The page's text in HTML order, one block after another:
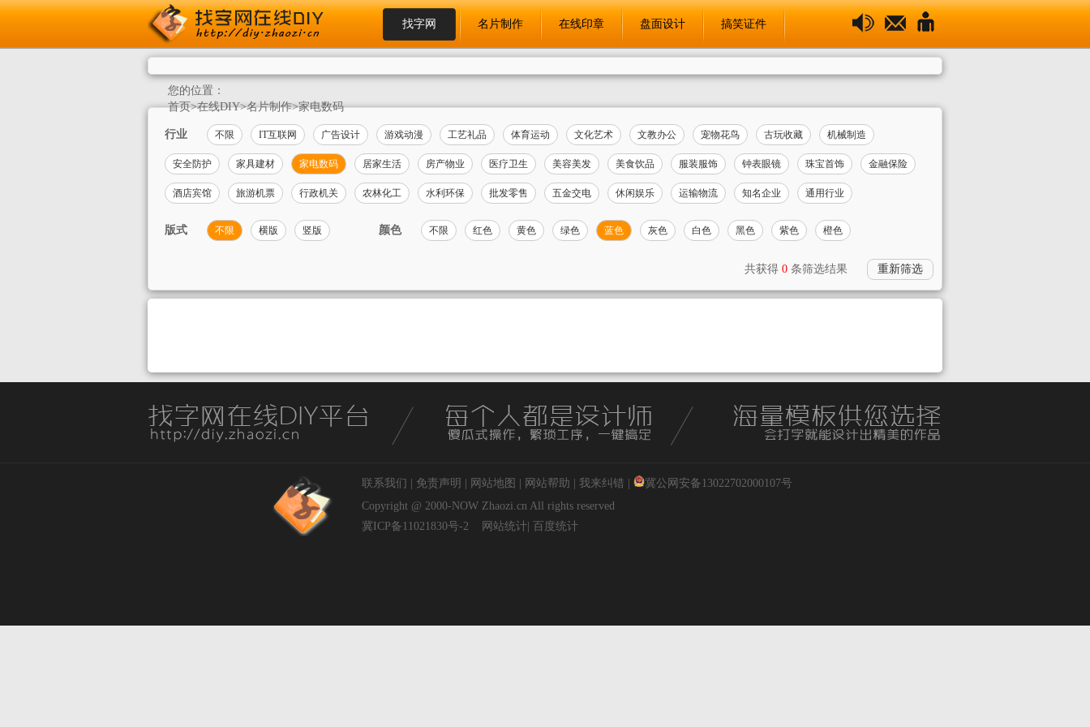
找字网 名片制作 在线印章 盘面设计 搞笑证件
您的位置：
首页>在线DIY>名片制作>家电数码
行业 不限 IT互联网 广告设计 游戏动漫 工艺礼品 体育运动 文化艺术 文教办公 宠物花鸟 古玩收藏 机械制造
安全防护 家具建材 家电数码 居家生活 房产物业 医疗卫生 美容美发 美食饮品 服装服饰 钟表眼镜 珠宝首饰 金融保险
酒店宾馆 旅游机票 行政机关 农林化工 水利环保 批发零售 五金交电 休闲娱乐 运输物流 知名企业 通用行业
版式 不限 横版 竖版 颜色 不限 红色 黄色 绿色 蓝色 灰色 白色 黑色 紫色 橙色
共获得 0 条筛选结果 重新筛选
联系我们 免责声明 网站地图 网站帮助 我来纠错
冀公网安备13022702000107号
Copyright @ 2000-NOW Zhaozi.cn All rights reserved
冀ICP备11021830号-2
网站统计 百度统计